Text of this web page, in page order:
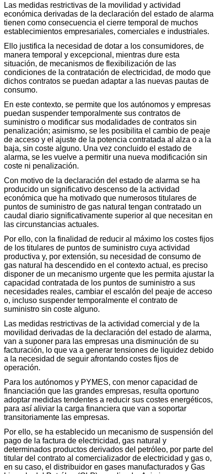
Las medidas restrictivas de la movilidad y actividad
económica derivadas de la declaración del estado de alarma
tienen como consecuencia el cierre temporal de muchos
establecimientos empresariales, comerciales e industriales.
Ello justifica la necesidad de dotar a los consumidores, de
manera temporal y excepcional, mientras dure esta
situación, de mecanismos de flexibilización de las
condiciones de la contratación de electricidad, de modo que
dichos contratos se puedan adaptar a las nuevas pautas de
consumo.
En este contexto, se permite que los autónomos y empresas
puedan suspender temporalmente sus contratos de
suministro o modificar sus modalidades de contratos sin
penalización; asimismo, se les posibilita el cambio de peaje
de acceso y el ajuste de la potencia contratada al alza o a la
baja, sin coste alguno. Una vez concluido el estado de
alarma, se les vuelve a permitir una nueva modificación sin
coste ni penalización.
Con motivo de la declaración del estado de alarma se ha
producido un significativo descenso de la actividad
económica que ha motivado que numerosos titulares de
puntos de suministro de gas natural tengan contratado un
caudal diario significativamente superior al que necesitan en
las circunstancias actuales.
Por ello, con la finalidad de reducir al máximo los costes fijos
de los titulares de puntos de suministro cuya actividad
productiva y, por extensión, su necesidad de consumo de
gas natural ha descendido en el contexto actual, es preciso
disponer de un mecanismo urgente que les permita ajustar la
capacidad contratada de los puntos de suministro a sus
necesidades reales, cambiar el escalón del peaje de acceso
o, incluso suspender temporalmente el contrato de
suministro sin coste alguno.
Las medidas restrictivas de la actividad comercial y de la
movilidad derivadas de la declaración del estado de alarma,
van a suponer para las empresas una disminución de su
facturación, lo que va a generar tensiones de liquidez debido
a la necesidad de seguir afrontando costes fijos de
operación.
Para los autónomos y PYMES, con menor capacidad de
financiación que las grandes empresas, resulta oportuno
adoptar medidas tendentes a reducir sus costes energéticos,
para así aliviar la carga financiera que van a soportar
transitoriamente las empresas.
Por ello, se ha establecido un mecanismo de suspensión del
pago de la factura de electricidad, gas natural y
determinados productos derivados del petróleo, por parte del
titular del contrato al comercializador de electricidad y gas o,
en su caso, el distribuidor en gases manufacturados y Gas